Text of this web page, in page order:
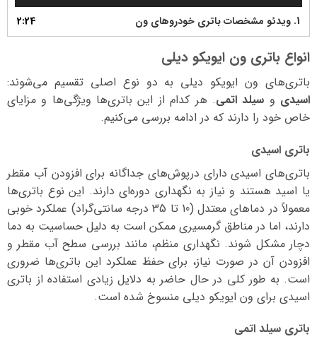
1. ویدئو مشخصات باتری خودروهای ون 2:24
انواع باتری ون ایویکو دیلی
باتری‌های ون ایویکو دیلی به دو نوع اصلی تقسیم می‌شوند:
اسیدی و سیلد اتمی. هر کدام از این باتری‌ها ویژگی‌ها و مزایای
خاص خود را دارند که در ادامه بررسی می‌کنیم.
باتری اسیدی
باتری‌های اسیدی دارای درپوش‌های جداگانه برای افزودن آب مقطر
یا اسید هستند و نیاز به نگهداری دوره‌ای دارند. این نوع باتری‌ها
معمولاً در دماهای معتدل (10 تا 35 درجه سانتی‌گراد) عملکرد خوبی
دارند، اما در مناطق گرمسیری ممکن است به دلیل حساسیت به دما
دچار مشکل شوند. نگهداری منظم، مانند بررسی سطح آب مقطر و
افزودن آن در صورت نیاز، برای حفظ عملکرد این باتری‌ها ضروری
است. به طور کلی در حال حاضر به دلایل زیادی استفاده از باتری
اسیدی برای ون ایویکو دیلی منسوخ شده است.
باتری سیلد اتمی